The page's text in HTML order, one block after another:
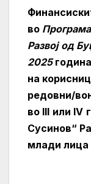
во Програм
Развој oд
2025
на
редовни/
во III или IV
Сусинов“
млади лица